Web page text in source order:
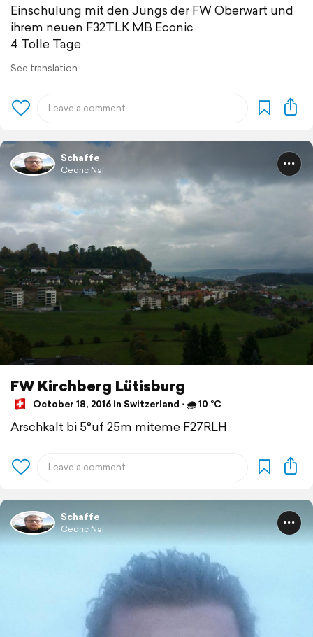
Einschulung mit den Jungs der FW Oberwart und
ihrem neuen F32TLK MB Econic
4 Tolle Tage
See translation
Schaffe
Cedric Näf
FW Kirchberg Lütisburg
October 18, 2016 in Switzerland ⋅ 🌧 10 °C
Arschkalt bi 5°uf 25m miteme F27RLH
Schaffe
Cedric Näf